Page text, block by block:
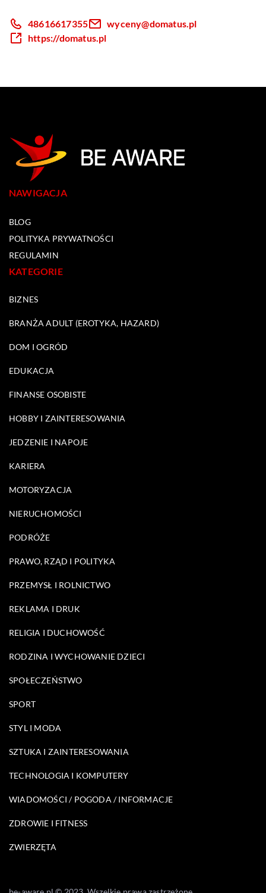
48616617355
wyceny@domatus.pl
https://domatus.pl
NAWIGACJA
BLOG
POLITYKA PRYWATNOŚCI
REGULAMIN
KATEGORIE
BIZNES
BRANŻA ADULT (EROTYKA, HAZARD)
DOM I OGRÓD
EDUKACJA
FINANSE OSOBISTE
HOBBY I ZAINTERESOWANIA
JEDZENIE I NAPOJE
KARIERA
MOTORYZACJA
NIERUCHOMOŚCI
PODRÓŻE
PRAWO, RZĄD I POLITYKA
PRZEMYSŁ I ROLNICTWO
REKLAMA I DRUK
RELIGIA I DUCHOWOŚĆ
RODZINA I WYCHOWANIE DZIECI
SPOŁECZEŃSTWO
SPORT
STYL I MODA
SZTUKA I ZAINTERESOWANIA
TECHNOLOGIA I KOMPUTERY
WIADOMOŚCI / POGODA / INFORMACJE
ZDROWIE I FITNESS
ZWIERZĘTA